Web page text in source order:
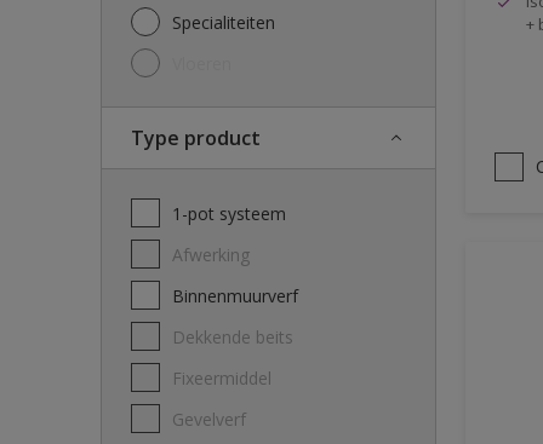
Specialiteiten
Type product
1-pot systeem
Afwerking
Binnenmuurverf
Dekkende beits
Fixeermiddel
Gevelverf
+